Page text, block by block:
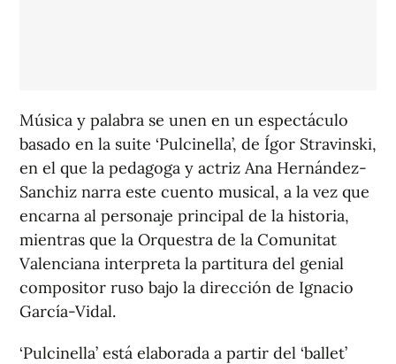
Música y palabra se unen en un espectáculo
basado en la suite ‘Pulcinella’, de Ígor Stravinski,
en el que la pedagoga y actriz Ana Hernández-
Sanchiz narra este cuento musical, a la vez que
encarna al personaje principal de la historia,
mientras que la Orquestra de la Comunitat
Valenciana interpreta la partitura del genial
compositor ruso bajo la dirección de Ignacio
García-Vidal.
‘Pulcinella’ está elaborada a partir del ‘ballet’